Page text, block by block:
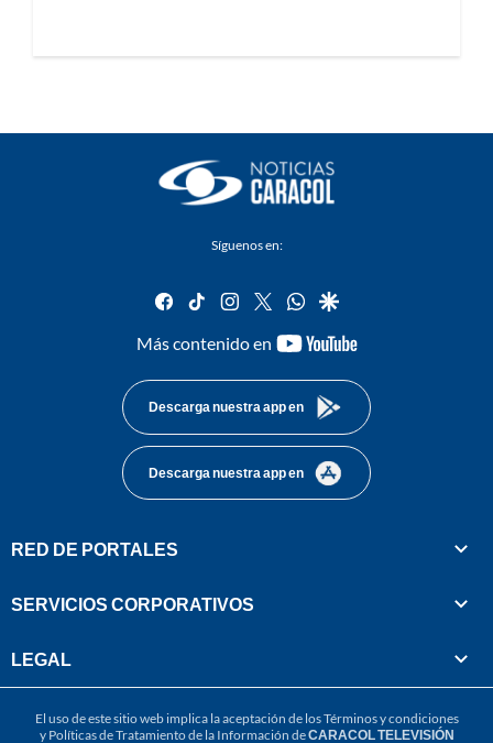
Síguenos en:
facebook
tiktok instagram
twitterwhatsapp
google
Más contenido en
youtube-
Descarga nuestra app en
Descarga nuestra app en
RED DE PORTALES
SERVICIOS CORPORATIVOS
LEGAL
El uso de este sitio web implica la aceptación de losTérminos y condiciones
y Políticas de Tratamiento de la Información deCARACOL TELEVISIÓN